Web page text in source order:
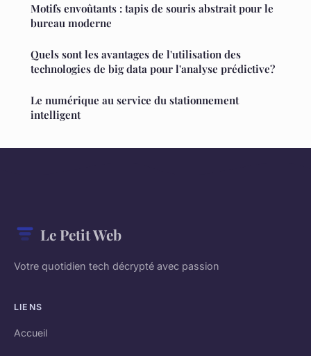
Motifs envoûtants : tapis de souris abstrait pour le
bureau moderne
Quels sont les avantages de l'utilisation des
technologies de big data pour l'analyse prédictive?
Le numérique au service du stationnement
intelligent
Le Petit Web
Votre quotidien tech décrypté avec passion
LIENS
Accueil